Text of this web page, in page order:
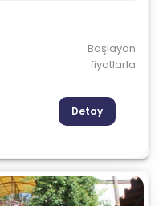
Başlayan
fiyatlarla
Detay